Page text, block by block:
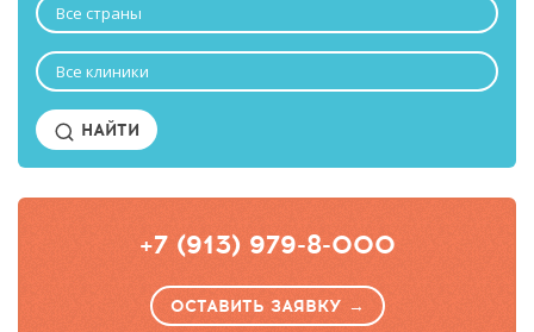
Все страны
Все клиники
НАЙТИ
+7 (913) 979-8-000
ОСТАВИТЬ ЗАЯВКУ →